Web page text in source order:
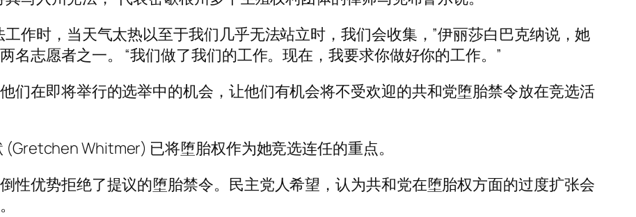
作时，当天气太热以至于我们几乎无法站立时，我们会收集，”伊丽莎白巴克纳说，她
名志愿者之一。 “我们做了我们的工作。现在，我要求你做好你的工作。”
们在即将举行的选举中的机会，让他们有机会将不受欢迎的共和党堕胎禁令放在竞选活
Whitmer) 已将堕胎权作为她竞选连任的重点。
性优势拒绝了提议的堕胎禁令。民主党人希望，认为共和党在堕胎权方面的过度扩张会